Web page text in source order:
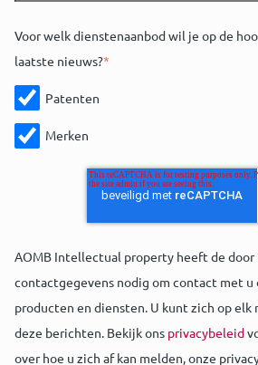
Voor welk dienstenaanbod wil je op de
laatste nieuws?*
Patenten
Merken
AOMB Intellectual property heeft de door
contactgegevens nodig om contact met u
producten en diensten. U kunt zich op
deze berichten. Bekijk ons privacybeleid
over hoe u zich af kan melden, onze